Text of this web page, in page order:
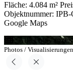
Fläche: 4.084 m²
Objektnummer: IPB-
Google Maps
Alle Fotos
Photos /